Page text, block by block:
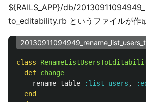
${RAILS_APP}/db/
to_editability.rb というファイルが作
class
def change
rename_table
:list_users ,
end